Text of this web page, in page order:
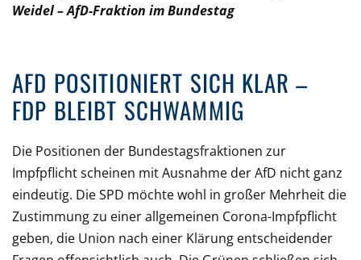
Weidel – AfD-Fraktion im Bundestag
AFD POSITIONIERT SICH KLAR –
FDP BLEIBT SCHWAMMIG
Die Positionen der Bundestagsfraktionen zur
Impfpflicht scheinen mit Ausnahme der AfD nicht ganz
eindeutig. Die SPD möchte wohl in großer Mehrheit die
Zustimmung zu einer allgemeinen Corona-Impfpflicht
geben, die Union nach einer Klärung entscheidender